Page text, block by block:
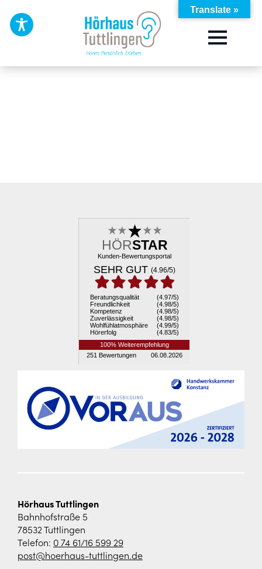
Hörhaus Tuttlingen
Bahnhofstraße 5
78532 Tuttlingen
Telefon: 0 74 61/16 599 29
post@hoerhaus-tuttlingen.de
Translate »